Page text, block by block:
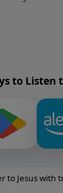
to Listen
to Jesus with